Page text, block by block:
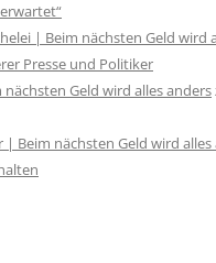
| Beim nächsten Geld wird
Presse und Politiker
Geld wird alles anders
Beim nächsten Geld wird alles